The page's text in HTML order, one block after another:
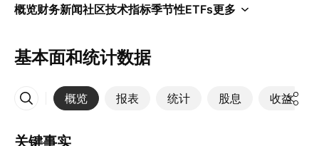
概览财务新闻社区技术指标季节性ETFs更多
基本面和统计数据
概览 报表 统计 股息 收益
更多
关键事实